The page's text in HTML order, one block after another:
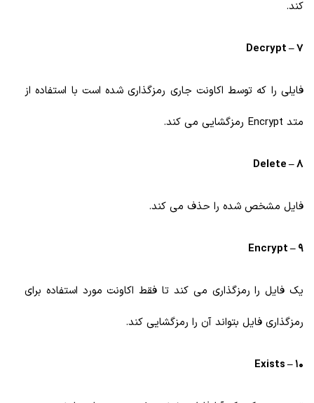
کند.
7 – Decrypt
فایلی را که توسط اکاونت جاری رمزگذاری شده است با استفاده از
متد Encrypt رمزگشایی می کند.
8 – Delete
فایل مشخص شده را حذف می کند.
9 – Encrypt
یک فایل را رمزگذاری می کند تا فقط اکاونت مورد استفاده برای
رمزگذاری فایل بتواند آن را رمزگشایی کند.
10 – Exists